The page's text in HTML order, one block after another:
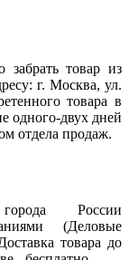
товар из
г. Москва, ул.
товара в
одного-двух дней
отдела продаж.
России
(Деловые
товара до